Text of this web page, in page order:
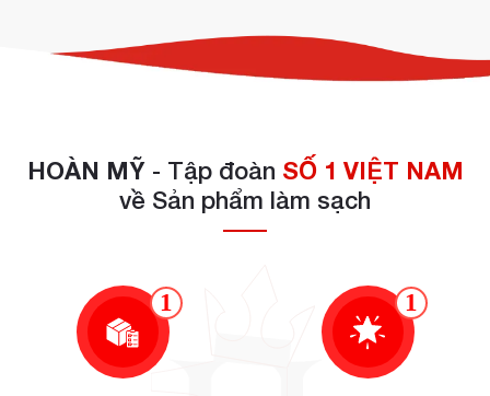
CÔNG TY TNHH CUNG ỨNG THIẾT BỊ KHÁCH SẠN HOÀN
– đơn vị phân phối
máy hút chân không Sammic chính
HOÀN MỸ- Tập đoàn SỐ 1 VIỆT NAM
về Sản phẩm làm sạch
1 1